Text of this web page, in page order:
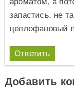
запастись. не
целлофановый
Ответить
Добавить